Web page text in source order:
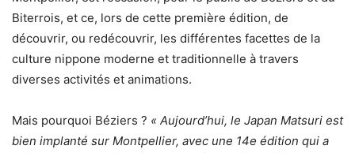
Biterrois, et ce, lors de cette première édition, de
découvrir, ou redécouvrir, les différentes facettes de la
culture nippone moderne et traditionnelle à travers
diverses activités et animations.
Mais pourquoi Béziers ? « Aujourd’hui, le Japan Matsuri est
bien implanté sur Montpellier, avec une 14e édition qui a